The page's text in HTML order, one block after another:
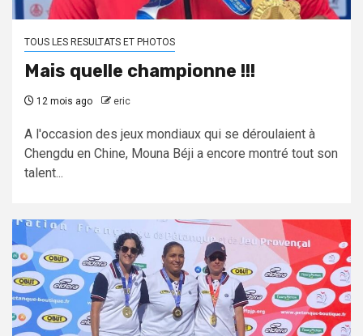
TOUS LES RESULTATS ET PHOTOS
Mais quelle championne !!!
12 mois ago eric
A l'occasion des jeux mondiaux qui se déroulaient à
Chengdu en Chine, Mouna Béji a encore montré tout son
talent...